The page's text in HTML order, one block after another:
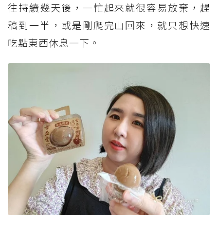
往持續幾天後，一忙起來就很容易放棄，趕
稿到一半，或是剛爬完山回來，就只想快速
吃點東西休息一下。